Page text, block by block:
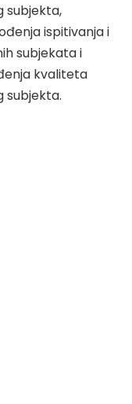
subjekta,
ispitivanja i
subjekata i
kvaliteta
subjekta.